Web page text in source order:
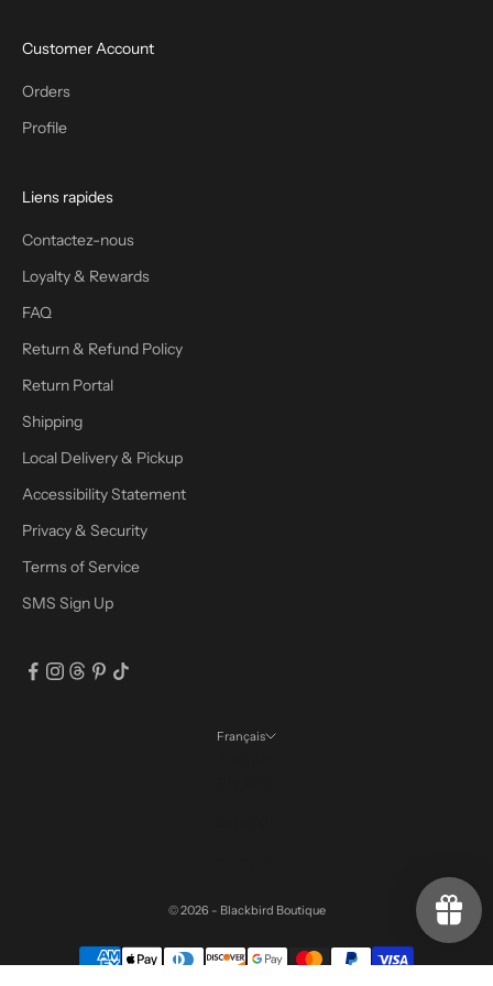
Customer Account
Orders
Profile
Liens rapides
Contactez-nous
Loyalty & Rewards
FAQ
Return & Refund Policy
Return Portal
Shipping
Local Delivery & Pickup
Accessibility Statement
Privacy & Security
Terms of Service
SMS Sign Up
Français
© 2026 - Blackbird Boutique